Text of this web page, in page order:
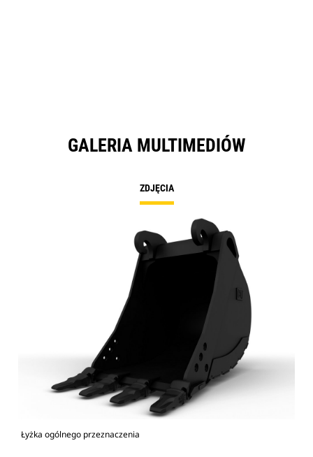
GALERIA MULTIMEDIÓW
ZDJĘCIA
Łyżka ogólnego przeznaczenia